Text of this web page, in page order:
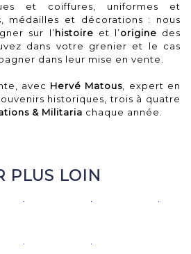
et coiffures, uniformes et
médailles et décorations : nous
sur l’histoire et l’origine des
dans votre grenier et le cas
dans leur mise en vente.
avec Hervé Matous, expert en
historiques, trois à quatre
& Militaria chaque année.
PLUS LOIN